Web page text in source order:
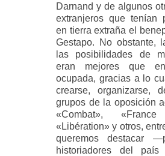
Darnand y de algunos
extranjeros que tenían
en tierra extraña el
Gestapo. No obstante,
las posibilidades de
eran mejores que
ocupada, gracias a lo
crearse, organizarse,
grupos de la oposición
«Combat», «France
«Libération» y otros,
queremos destacar
historiadores del